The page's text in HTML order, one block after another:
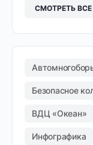
СМОТРЕТЬ ВСЕ
Безопасное
ВДЦ «Океан»
Инфографика